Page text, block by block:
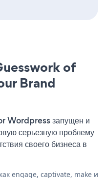
of
Brand
Wordpress запущен и
серьезную проблему
своего бизнеса в
engage, captivate, make и